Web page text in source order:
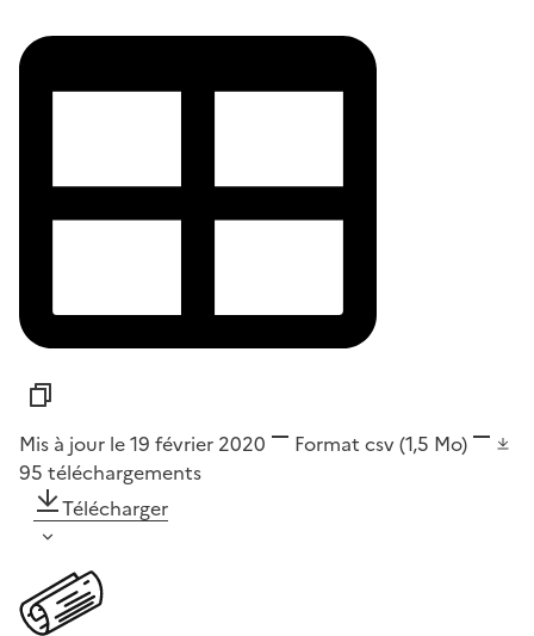
Mis à jour le 19 février 2020 Format csv(1,5 Mo)
95 téléchargements
Télécharger